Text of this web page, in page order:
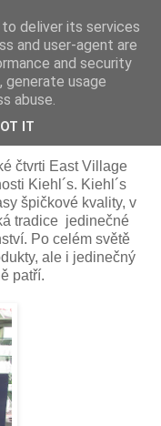
balíček
čtvrti East Village
Kiehl´s. Kiehl´s
špičkové kvality, v
tradice jedinečné
Po celém světě
ale i jedinečný
patří.
deliver its services
and user-agent are
and security
usage
abuse.
IT